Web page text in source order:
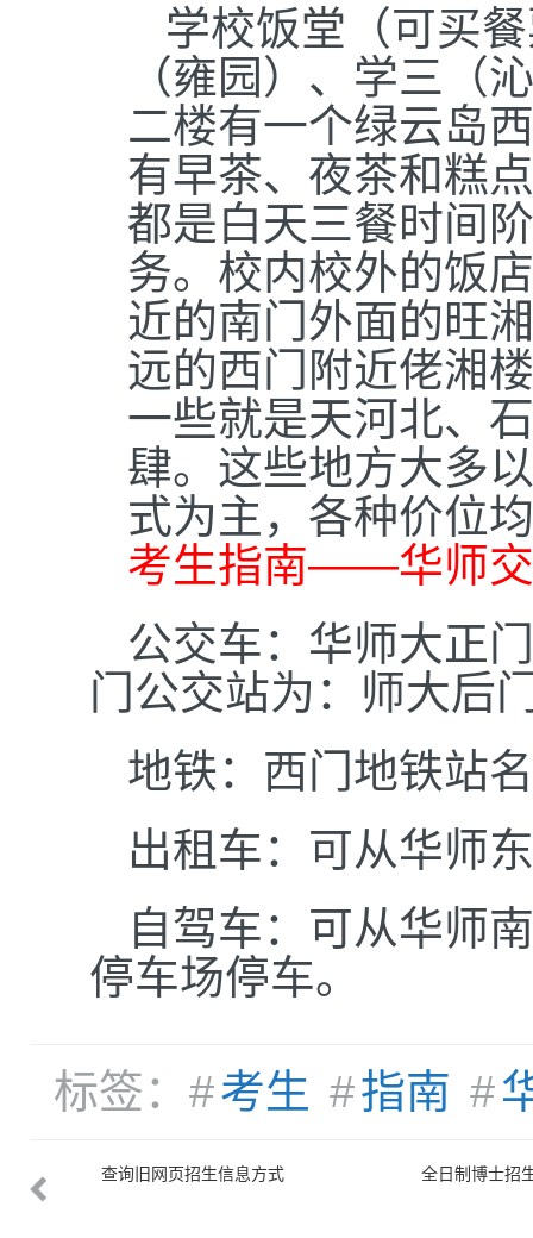
学校饭堂（可买
（雍园）、学三（
二楼有一个绿云岛
有早茶、夜茶和糕
都是白天三餐时间
务。校内校外的饭
近的南门外面的旺
远的西门附近佬湘
一些就是天河北、
肆。这些地方大多
式为主，各种价位
考生指南——华师
公交车：华师大正
门公交站为：师大后
地铁：西门地铁站
出租车：可从华师
自驾车：可从华师
停车场停车。
标签：#考生 #指南 #
查询旧网页招生信息方式 全日制博士招